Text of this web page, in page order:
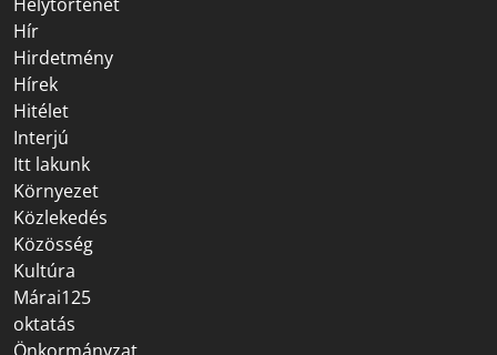
Hír
Hirdetmény
Hírek
Hitélet
Interjú
Itt lakunk
Környezet
Közlekedés
Közösség
Kultúra
Márai125
oktatás
Önkormányzat